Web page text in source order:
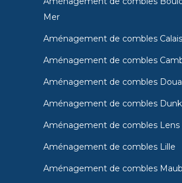
Mer
Aménagement de combles Calais
Aménagement de combles
Aménagement de combles
Aménagement de combles
Aménagement de combles Lens
Aménagement de combles Lille
Aménagement de combles